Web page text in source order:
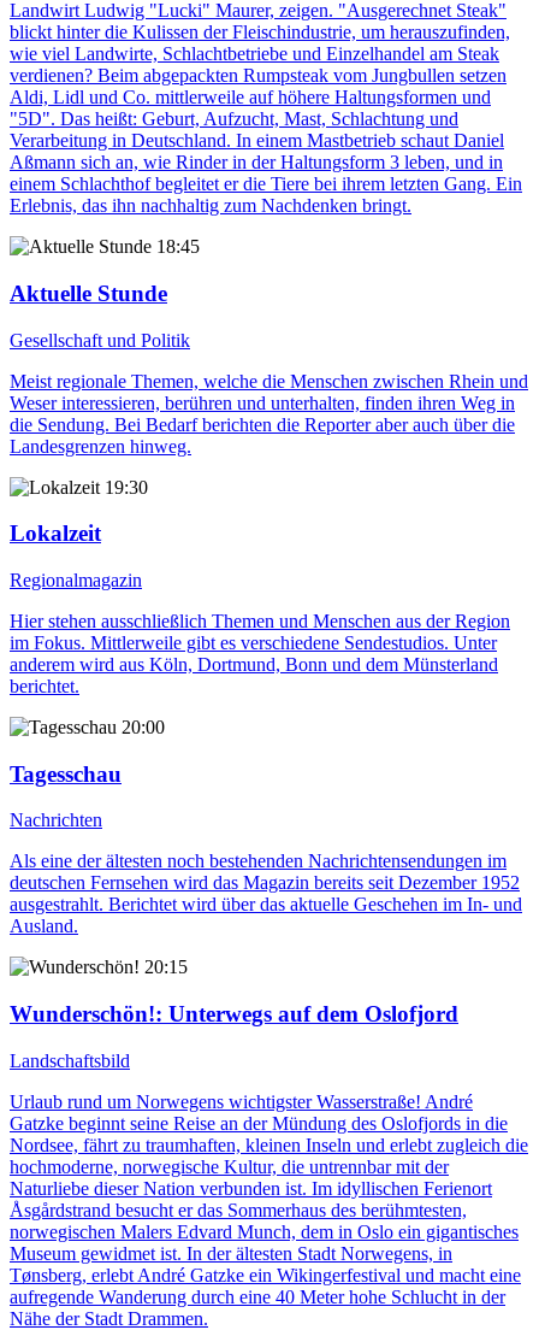
Landwirt Ludwig "Lucki" Maurer, zeigen. "Ausgerechnet Steak"
blickt hinter die Kulissen der Fleischindustrie, um herauszufinden,
wie viel Landwirte, Schlachtbetriebe und Einzelhandel am Steak
verdienen? Beim abgepackten Rumpsteak vom Jungbullen setzen
Aldi, Lidl und Co. mittlerweile auf höhere Haltungsformen und
"5D". Das heißt: Geburt, Aufzucht, Mast, Schlachtung und
Verarbeitung in Deutschland. In einem Mastbetrieb schaut Daniel
Aßmann sich an, wie Rinder in der Haltungsform 3 leben, und in
einem Schlachthof begleitet er die Tiere bei ihrem letzten Gang. Ein
Erlebnis, das ihn nachhaltig zum Nachdenken bringt.
18:45
Aktuelle Stunde
Gesellschaft und Politik
Meist regionale Themen, welche die Menschen zwischen Rhein und
Weser interessieren, berühren und unterhalten, finden ihren Weg in
die Sendung. Bei Bedarf berichten die Reporter aber auch über die
Landesgrenzen hinweg.
19:30
Lokalzeit
Regionalmagazin
Hier stehen ausschließlich Themen und Menschen aus der Region
im Fokus. Mittlerweile gibt es verschiedene Sendestudios. Unter
anderem wird aus Köln, Dortmund, Bonn und dem Münsterland
berichtet.
20:00
Tagesschau
Nachrichten
Als eine der ältesten noch bestehenden Nachrichtensendungen im
deutschen Fernsehen wird das Magazin bereits seit Dezember 1952
ausgestrahlt. Berichtet wird über das aktuelle Geschehen im In- und
Ausland.
20:15
Wunderschön!: Unterwegs auf dem Oslofjord
Landschaftsbild
Urlaub rund um Norwegens wichtigster Wasserstraße! André
Gatzke beginnt seine Reise an der Mündung des Oslofjords in die
Nordsee, fährt zu traumhaften, kleinen Inseln und erlebt zugleich die
hochmoderne, norwegische Kultur, die untrennbar mit der
Naturliebe dieser Nation verbunden ist. Im idyllischen Ferienort
Åsgårdstrand besucht er das Sommerhaus des berühmtesten,
norwegischen Malers Edvard Munch, dem in Oslo ein gigantisches
Museum gewidmet ist. In der ältesten Stadt Norwegens, in
Tønsberg, erlebt André Gatzke ein Wikingerfestival und macht eine
aufregende Wanderung durch eine 40 Meter hohe Schlucht in der
Nähe der Stadt Drammen.